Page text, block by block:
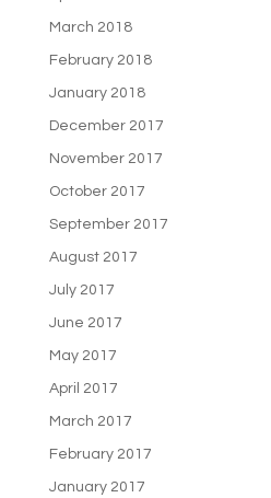
March 2018
February 2018
January 2018
December 2017
November 2017
October 2017
September 2017
August 2017
July 2017
June 2017
May 2017
April 2017
March 2017
February 2017
January 2017